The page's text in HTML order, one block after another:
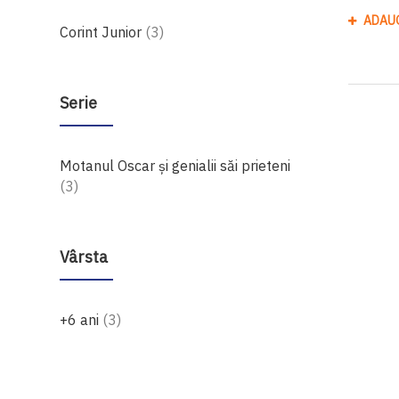
Corint Junior 3produse
Serie
Motanul Oscar și genialii săi prieteni
3produse
Vârsta
+6 ani 3produse